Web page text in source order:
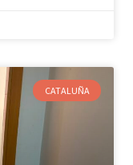
CATALUÑA